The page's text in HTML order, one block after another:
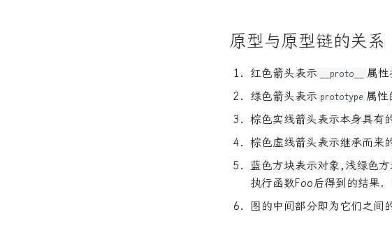
原型与原型链的关系
红色箭头表示 __proto__
属性
绿色箭头表示 prototype 属性
棕色实线箭头表示本身具有
棕色虚线箭头表示继承而来
蓝色方块表示对象,浅绿色
执行函数Foo后得到的结果
图的中间部分即为它们之间